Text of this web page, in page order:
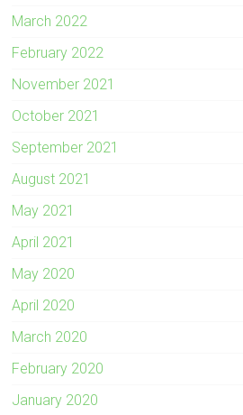
March 2022
February 2022
November 2021
October 2021
September 2021
August 2021
May 2021
April 2021
May 2020
April 2020
March 2020
February 2020
January 2020